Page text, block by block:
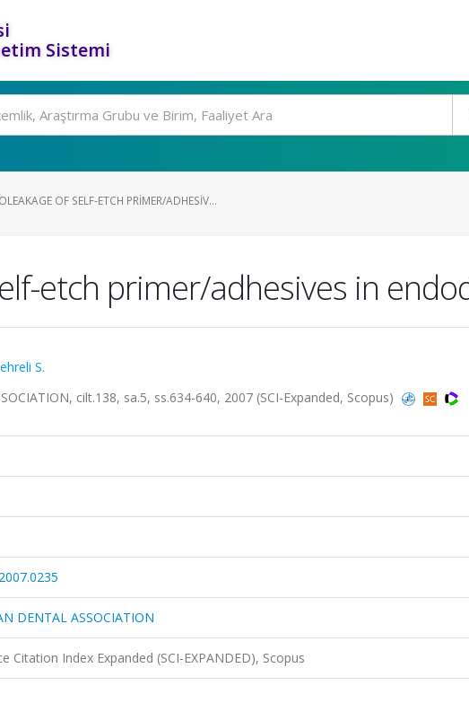
Sistemi
OF SELF-ETCH PRIMER/ADHESIV...
etch primer/adhesives in
S.
cilt.138, sa.5, ss.634-640, 2007 (SCI-Expanded, Scopus)
DENTAL ASSOCIATION
Citation Index Expanded (SCI-EXPANDED), Scopus